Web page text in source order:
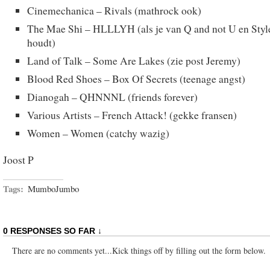
Cinemechanica – Rivals (mathrock ook)
The Mae Shi – HLLLYH (als je van Q and not U en
houdt)
Land of Talk – Some Are Lakes (zie post Jeremy)
Blood Red Shoes – Box Of Secrets (teenage angst)
Dianogah – QHNNNL (friends forever)
Various Artists – French Attack! (gekke fransen)
Women – Women (catchy wazig)
Joost P
Tags: MumboJumbo
0 RESPONSES SO FAR ↓
There are no comments yet...Kick things off by filling out the form below.